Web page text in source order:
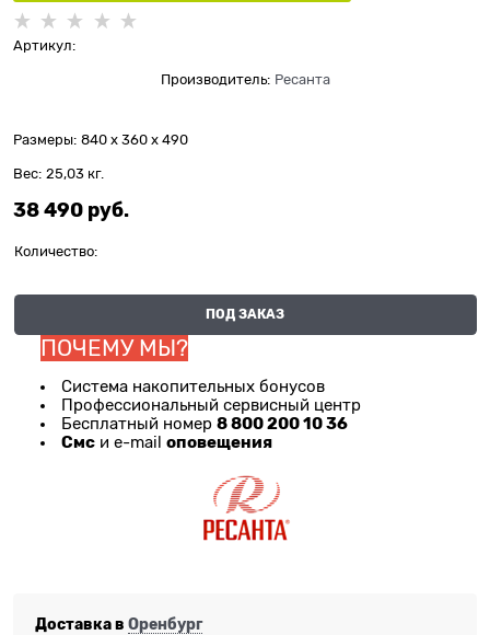
Артикул:
Производитель: Ресанта
Размеры: 840 x 360 x 490
Вес: 25,03 кг.
38 490 руб.
Количество:
ПОД ЗАКАЗ
ПОЧЕМУ МЫ?
Система накопительных бонусов
Профессиональный сервисный центр
Бесплатный номер 8 800 200 10 36
Смс и e-mail оповещения
Доставка в Оренбург